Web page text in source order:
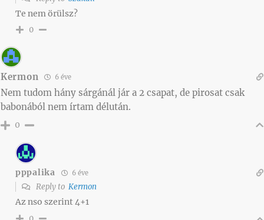
Te nem örülsz?
0
Kermon 6 éve
Nem tudom hány sárgánál jár a 2 csapat, de pirosat csak
babonából nem írtam délután.
0
pppalika 6 éve
Reply to Kermon
Az nso szerint 4+1